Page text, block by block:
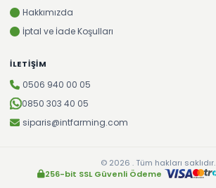
Hakkımızda
İptal ve İade Koşulları
İLETIŞIM
0506 940 00 05
0850 303 40 05
siparis@intfarming.com
© 2026 . Tüm hakları saklıdır.
256-bit SSL Güvenli Ödeme